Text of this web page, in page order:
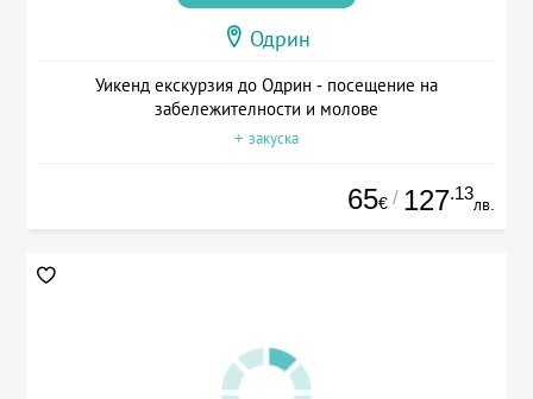
Одрин
Уикенд екскурзия до Одрин - посещение на
забележителности и молове
+ закуска
65€ / 127.13
лв.